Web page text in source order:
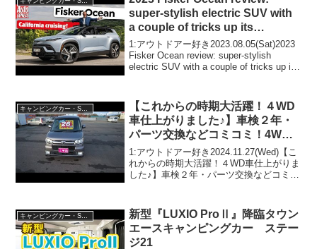
super-stylish electric SUV with
a couple of tricks up its
sleeve…
1:アウトドアー好き2023.08.05(Sat)2023
Fisker Ocean review: super-stylish
electric SUV with a couple of tricks up its
【これからの時期大活躍！４WD
車仕上がりました♪】車検２年・
パーツ交換などコミコミ！4WD
のお車お探しの方いかがでしょう
か♪
1:アウトドアー好き2024.11.27(Wed)【こ
れからの時期大活躍！４WD車仕上がりま
した♪】車検２年・パーツ交換などコミコ
いで！！2:アウトドアー好き202...
キャンピングカー・SUV人気車種
新型『LUXIO ProⅡ』降臨タウン
エースキャンピングカー ステー
ジ21